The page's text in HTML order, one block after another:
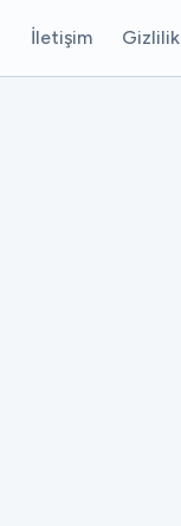
İletişim Gizlilik